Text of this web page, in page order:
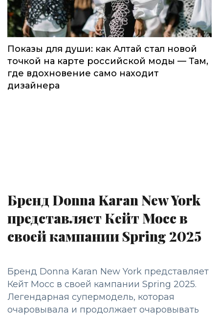
Показы для души: как Алтай стал новой
точкой на карте российской моды — Там,
где вдохновение само находит
дизайнера
Бренд Donna Karan New York
представляет Кейт Мосс в
своей кампании Spring 2025
Бренд Donna Karan New York представляет
Кейт Мосс в своей кампании Spring 2025.
Легендарная супермодель, которая
очаровывала и продолжает очаровывать